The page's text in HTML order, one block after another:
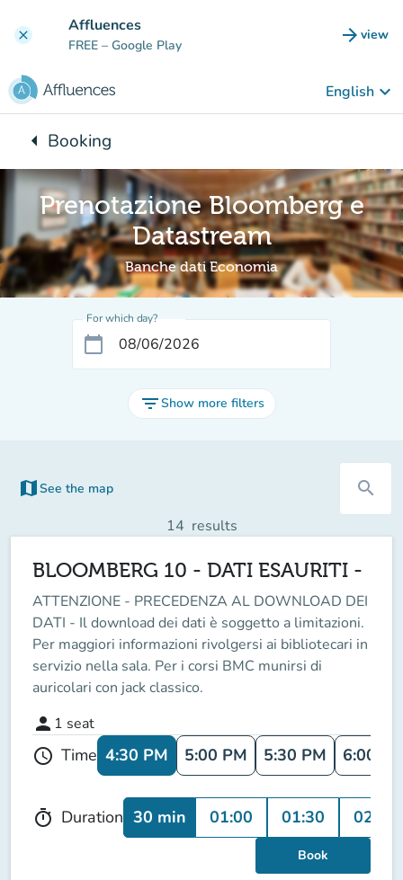
clear Affluences
FREE – Google Play arrow_forward view
(new
English keyboard_arrow_down
arrow_leftBack to:
Booking
Prenotazione Bloomberg e
Datastream
Banche dati Economia
For which day?
calendar_today
filter_listShow more filters
map See the map
(new tab) search
14 results
BLOOMBERG 10 - DATI ESAURITI -
ATTENZIONE - PRECEDENZA AL DOWNLOAD DEI
DATI - Il download dei dati è soggetto a limitazioni.
Per maggiori informazioni rivolgersi ai bibliotecari in
servizio nella sala. Per i corsi BMC munirsi di
auricolari con jack classico.
person 1 seat
schedule Time 4:30 PM 5:00 PM 5:30 PM 6:00
timer Duration 30 min 01:00 01:30 02:00
Book